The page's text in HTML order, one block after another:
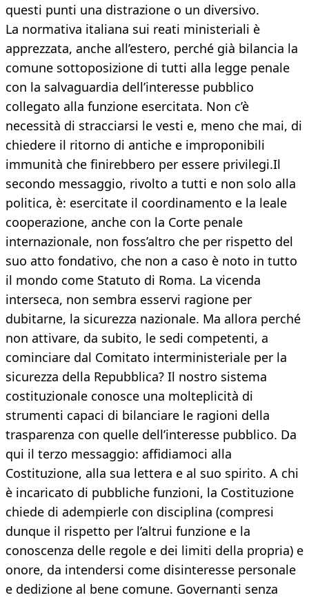
questi punti una distrazione o un diversivo.
La normativa italiana sui reati ministeriali è
apprezzata, anche all’estero, perché già bilancia la
comune sottoposizione di tutti alla legge penale
con la salvaguardia dell’interesse pubblico
collegato alla funzione esercitata. Non c’è
necessità di stracciarsi le vesti e, meno che mai, di
chiedere il ritorno di antiche e improponibili
immunità che finirebbero per essere privilegi.Il
secondo messaggio, rivolto a tutti e non solo alla
politica, è: esercitate il coordinamento e la leale
cooperazione, anche con la Corte penale
internazionale, non foss’altro che per rispetto del
suo atto fondativo, che non a caso è noto in tutto
il mondo come Statuto di Roma. La vicenda
interseca, non sembra esservi ragione per
dubitarne, la sicurezza nazionale. Ma allora perché
non attivare, da subito, le sedi competenti, a
cominciare dal Comitato interministeriale per la
sicurezza della Repubblica? Il nostro sistema
costituzionale conosce una molteplicità di
strumenti capaci di bilanciare le ragioni della
trasparenza con quelle dell’interesse pubblico. Da
qui il terzo messaggio: affidiamoci alla
Costituzione, alla sua lettera e al suo spirito. A chi
è incaricato di pubbliche funzioni, la Costituzione
chiede di adempierle con disciplina (compresi
dunque il rispetto per l’altrui funzione e la
conoscenza delle regole e dei limiti della propria) e
onore, da intendersi come disinteresse personale
e dedizione al bene comune. Governanti senza